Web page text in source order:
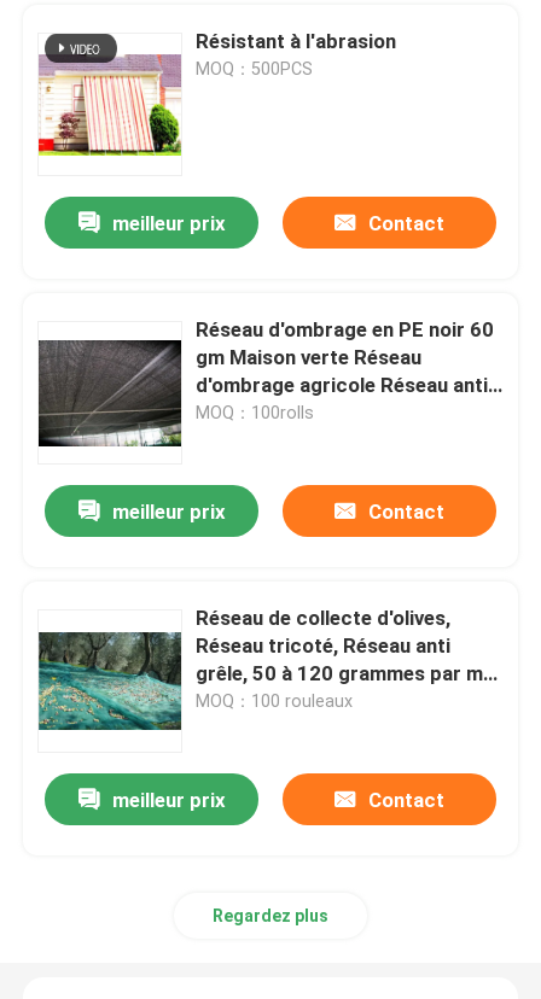
Résistant à l'abrasion
MOQ：500PCS
meilleur prix Contact
Réseau d'ombrage en PE noir 60
gm Maison verte Réseau
d'ombrage agricole Réseau anti-
grêle
MOQ：100rolls
meilleur prix Contact
Réseau de collecte d'olives,
Réseau tricoté, Réseau anti
grêle, 50 à 120 grammes par m2,
Matériau vierge
MOQ：100 rouleaux
meilleur prix Contact
Regardez plus